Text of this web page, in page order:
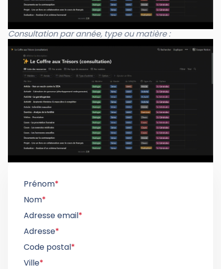
Consultation par année, type ou matière :
Prénom*
Nom*
Adresse email*
Adresse*
Code postal*
Ville*